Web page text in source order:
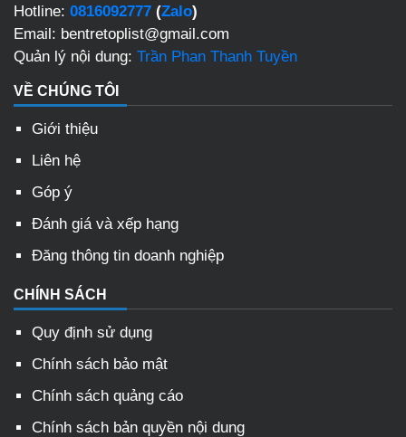
Hotline: 0816092777 (Zalo)
Email: bentretoplist@gmail.com
Quản lý nội dung: Trần Phan Thanh Tuyền
VỀ CHÚNG TÔI
Giới thiệu
Liên hệ
Góp ý
Đánh giá và xếp hạng
Đăng thông tin doanh nghiệp
CHÍNH SÁCH
Quy định sử dụng
Chính sách bảo mật
Chính sách quảng cáo
Chính sách bản quyền nội dung